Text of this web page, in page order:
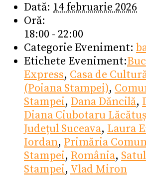
Dată: 14 februarie 2026
Oră:
18:00 - 22:00
Categorie Eveniment:
Etichete Eveniment:
Express, Casa de
(Poiana Stampei),
Stampei, Dana Dăncilă,
Diana Ciubotaru Lăcătuș
Județul Suceava, Laura
Iordan, Primăria
Stampei, România,
Stampei, Vlad Miron